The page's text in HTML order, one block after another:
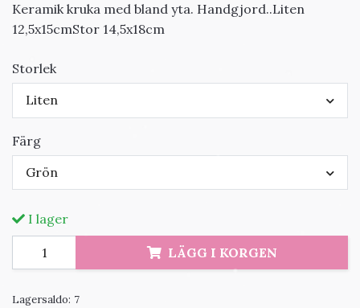
Keramik kruka med bland yta. Handgjord..Liten
12,5x15cmStor 14,5x18cm
Storlek
Liten
Färg
Grön
I lager
LÄGG I KORGEN
Lagersaldo: 7